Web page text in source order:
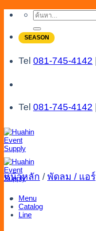
Skip
content
ค้นหา:
SEASON
Tel 081-745-4142
Tel 081-745-4142
Menu
Catalog
Line
หน้าหลัก / พัดลม / แอร์